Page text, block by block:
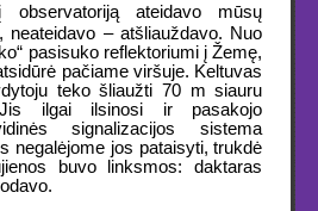
observatoriją ateidavo mūsų
neateidavo – atšliauždavo. Nuo
pasisuko reflektoriumi į Žemę,
pačiame viršuje. Keltuvas
teko šliaužti 70 m siauru
Jis ilgai ilsinosi ir pasakojo
signalizacijos sistema
negalėjome jos pataisyti, trukdė
buvo linksmos: daktaras